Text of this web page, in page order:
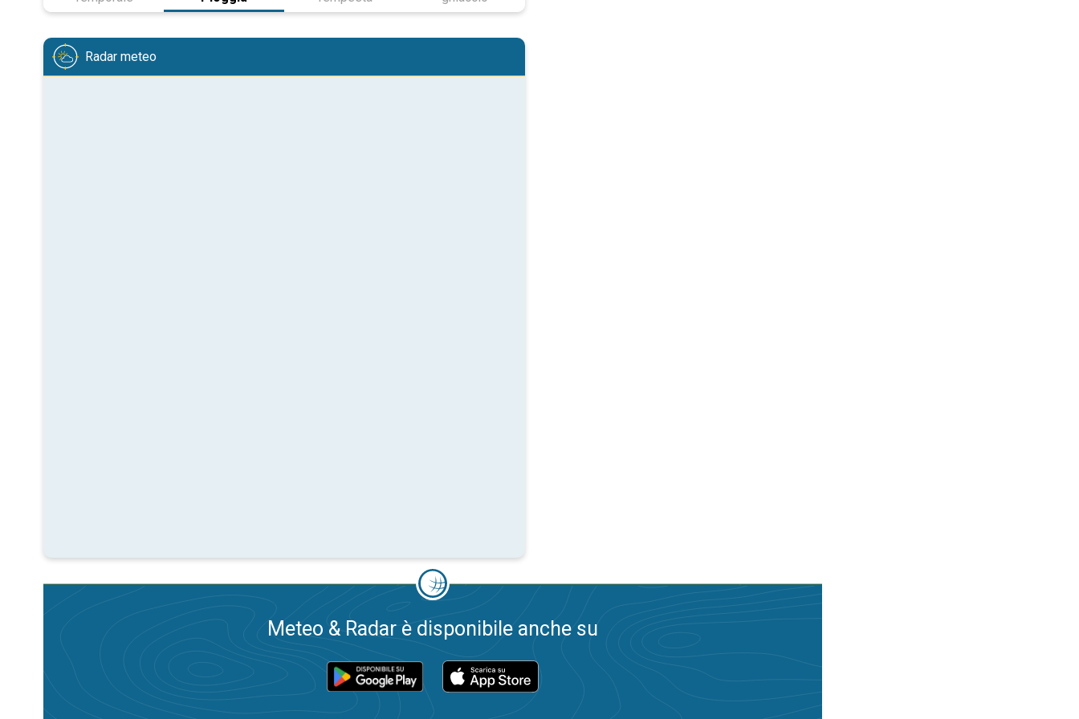
Radar meteo
Meteo & Radar è disponibile anche su